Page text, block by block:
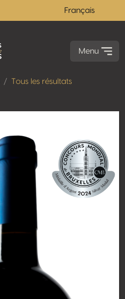
Français
Menu
Tous les résultats